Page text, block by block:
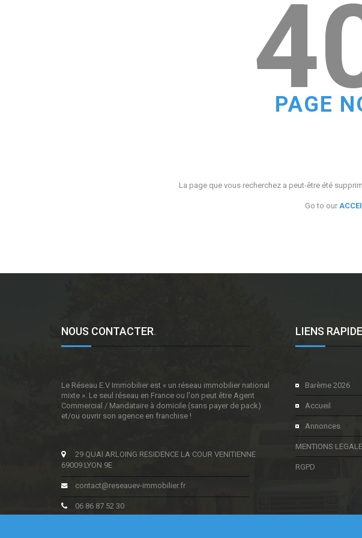
PAGE
La page que vous recherchez a peut-être été
Go to our
NOUS CONTACTER.
Le Réseau E.V Immobilier est « un réseau immobilier national
mixte ». Le seul réseau en France ou l'on peut être Agent
Commercial / Mandataire à domicile (sans payer de pack)
et/ou ouvrir son agence en franchise !
29 QUAI ARLOING RESIDENCE LA COUR VENITIENNE
69009 LYON 9E
contact@reseauev-immobilier.fr
06 86 87 52 30
LIENS
Barème 2026
Accueil
Annonces
MENTIONS
RGPD